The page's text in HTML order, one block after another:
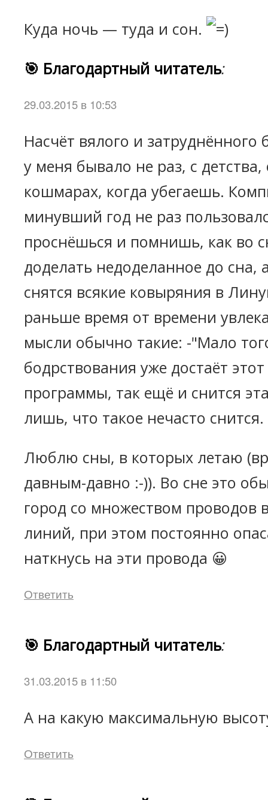
Куда ночь — туда и сон.
🎯 Благодартный читатель:
29.03.2015 в 10:53
Насчёт вялого и затруднённого
у меня бывало не раз, с
кошмарах, когда убегаешь.
минувший год не раз
проснёшься и помнишь, как во
доделать недоделанное до
снятся всякие ковыряния в
раньше время от времени
мысли обычно такие: -"Мало
бодрствования уже достаёт
программы, так ещё и снится
лишь, что такое нечасто снится.
Люблю сны, в которых летаю
давным-давно :-)). Во сне это
город со множеством проводов
линий, при этом постоянно
наткнусь на эти провода 😀
Ответить
🎯 Благодартный читатель:
31.03.2015 в 11:50
А на какую максимальную
Ответить